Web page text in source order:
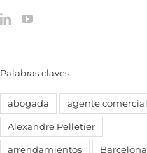
Palabras claves
abogada agente comercial
Alexandre Pelletier
arrendamientos Barcelona